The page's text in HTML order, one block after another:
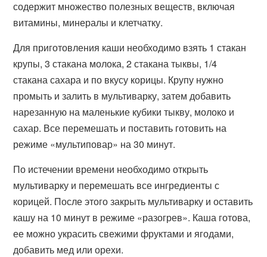
содержит множество полезных веществ, включая
витамины, минералы и клетчатку.
Для приготовления каши необходимо взять 1 стакан
крупы, 3 стакана молока, 2 стакана тыквы, 1/4
стакана сахара и по вкусу корицы. Крупу нужно
промыть и залить в мультиварку, затем добавить
нарезанную на маленькие кубики тыкву, молоко и
сахар. Все перемешать и поставить готовить на
режиме «мультиповар» на 30 минут.
По истечении времени необходимо открыть
мультиварку и перемешать все ингредиенты с
корицей. После этого закрыть мультиварку и оставить
кашу на 10 минут в режиме «разогрев». Каша готова,
ее можно украсить свежими фруктами и ягодами,
добавить мед или орехи.